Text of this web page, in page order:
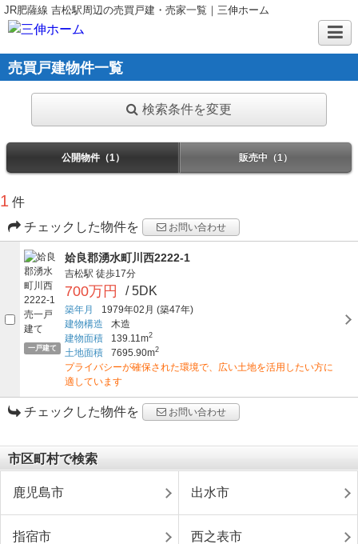
JR肥薩線 吉松駅周辺の売買戸建・売家一覧｜三伸ホーム
売買戸建物件一覧
検索条件を変更
公開物件（1） 販売中（1）
1 件
チェックした物件を
お問い合わせ
一戸建て
姶良郡湧水町川西2222-1
吉松駅 徒歩17分
700万円 / 5DK
築年月 1979年02月 (築47年)
建物構造
木造
建物面積
139.11m2
土地面積 7695.90m2
プライバシーが確保された環境で、広い土地を活用したい方に
適しています
チェックした物件を お問い合わせ
市区町村で検索
鹿児島市 出水市
指宿市 西之表市